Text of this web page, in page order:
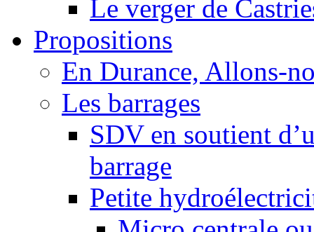
Le verger de
Propositions
En Durance, Allons-
Les barrages
SDV en soutient
barrage
Petite